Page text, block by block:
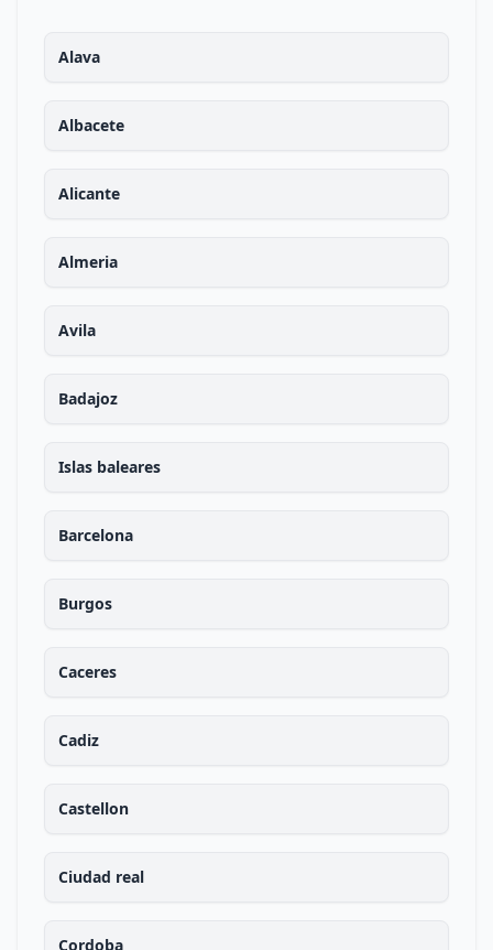
Alava
Albacete
Alicante
Almeria
Avila
Badajoz
Islas baleares
Barcelona
Burgos
Caceres
Cadiz
Castellon
Ciudad real
Cordoba